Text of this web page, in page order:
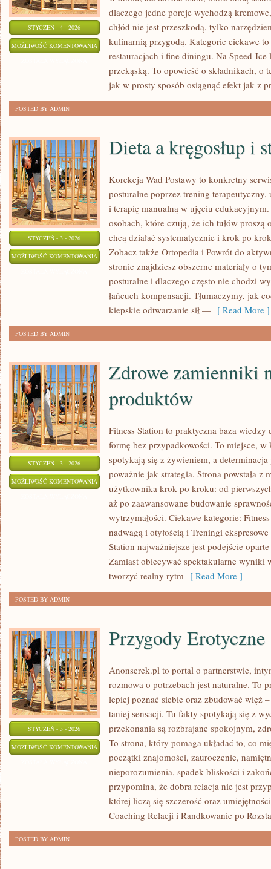
STYCZEŃ - 4 - 2026
MOŻLIWOŚĆ KOMENTOWANIA
ZROBIĆ
WAFLE
dlaczego jedne porcje wychodzą
chłód nie jest przeszkodą, tylko
kulinarnią przygodą. Kategorie ciekawe
restauracjach i fine diningu. Na Speed-
przekąską. To opowieść o składnikach, o
jak w prosty sposób osiągnąć efekt jak z
POSTED BY ADMIN
STYCZEŃ - 3 - 2026
MOŻLIWOŚĆ KOMENTOWANIA DIETA
KRĘGOSŁUP
STAWY
Dieta a kręgosłup i
Korekcja Wad Postawy to konkretny
posturalne poprzez trening
i terapię manualną w ujęciu edukacyjnym.
osobach, które czują, że ich tułów
chcą działać systematycznie i krok po
Zobacz także Ortopedia i Powrót do
stronie znajdziesz obszerne materiały o
posturalne i dlaczego często nie chodzi
łańcuch kompensacji. Tłumaczymy, jak
kiepskie odtwarzanie sił — [ Read More ]
POSTED BY ADMIN
STYCZEŃ - 3 - 2026
MOŻLIWOŚĆ KOMENTOWANIA ZDROWE
ZAMIENNIKI
NIEZDROWYCH
PRODUKTÓW
Zdrowe zamienniki
produktów
Fitness Station to praktyczna baza
formę bez przypadkowości. To miejsce, w
spotykają się z żywieniem, a
poważnie jak strategia. Strona powstała
użytkownika krok po kroku: od
aż po zaawansowane budowanie
wytrzymałości. Ciekawe kategorie:
nadwagą i otyłością i Treningi
Station najważniejsze jest podejście
Zamiast obiecywać spektakularne wyniki
tworzyć realny rytm [ Read More ]
POSTED BY ADMIN
STYCZEŃ - 3 - 2026
MOŻLIWOŚĆ KOMENTOWANIA PRZYGODY
EROTYCZNE
Przygody Erotyczne
Anonserek.pl to portal o partnerstwie,
rozmowa o potrzebach jest naturalne. To
lepiej poznać siebie oraz zbudować więź
taniej sensacji. Tu fakty spotykają się z
przekonania są rozbrajane spokojnym,
To strona, który pomaga układać to, co
początki znajomości, zauroczenie,
nieporozumienia, spadek bliskości i
przypomina, że dobra relacja nie jest
której liczą się szczerość oraz
Coaching Relacji i Randkowanie po
POSTED BY ADMIN